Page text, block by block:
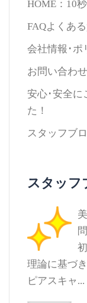
HOME：10
FAQよくあ
会社情報･ポ
お問い合わせ
安心･安全に
た！
スタッフブ
スタッフ
問
理論に基づ
ピアスキャ...